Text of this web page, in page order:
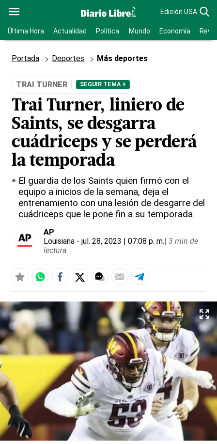
Edición USA
Última Hora Actualidad Política Mundo Economía
Portada Deportes Más deportes
TRAI TURNER SEGUIR TEMA +
Trai Turner, liniero de
Saints, se desgarra
cuádriceps y se perderá
la temporada
El guardia de los Saints quien firmó con el
equipo a inicios de la semana, deja el
entrenamiento con una lesión de desgarre del
cuádriceps que le pone fin a su temporada
AP
Louisiana - jul. 28, 2023 | 07:08 p. m.| 3 min de
lectura